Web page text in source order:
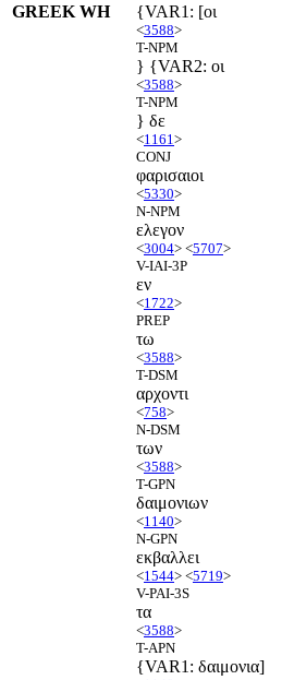
GREEK WH {VAR1: [οι
<3588>
T-NPM
} {VAR2: οι
<3588>
T-NPM
} δε
<1161 >
CONJ
φαρισαιοι
<5330>
N-NPM
ελεγον
<3004> <5707>
V-IAI-3P
εν
<1722>
PREP
τω
<3588>
T-DSM
αρχοντι
<758>
N-DSM
των
<3588>
T-GPN
δαιμονιων
<1140>
N-GPN
εκβαλλει
<1544> <5719>
V-PAI-3S
τα
<3588>
T-APN
{VAR1: δαιμονια]